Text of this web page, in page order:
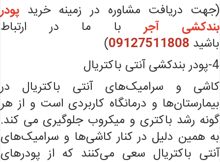
(جهت دریافت مشاوره در زمینه خرید پودر
بندکشی آجربا ما در ارتباط
باشید 09127511808
)
4-پودر بندکشی آنتی باکتریال
کاشی و سرامیک‌های آنتی باکتریال در
بیمارستان‌ها و درمانگاه کاربردی است و از هر
گونه رشد باکتری و میکروب جلوگیری می کند.
به همین دلیل در کنار کاشی‌ها و سرامیک‌های
آنتی باکتریال سعی می‌کنند که از پودرهای